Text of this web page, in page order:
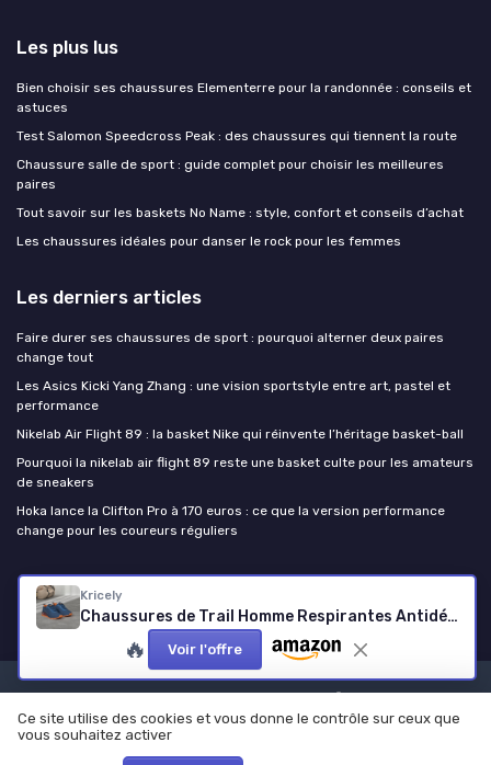
Kricely
Chaussures de Trail Homme Respirantes Antidérapantes Chaussure de Randonnée Trekking Outdoor Fitness Chaussures de Marche 42 EU Bleu 1
🔥 Voir l'offre
Les plus lus
Bien choisir ses chaussures Elementerre pour la randonnée : conseils et
astuces
Test Salomon Speedcross Peak : des chaussures qui tiennent la route
Chaussure salle de sport : guide complet pour choisir les meilleures
paires
Tout savoir sur les baskets No Name : style, confort et conseils d’achat
Les chaussures idéales pour danser le rock pour les femmes
Les derniers articles
Faire durer ses chaussures de sport : pourquoi alterner deux paires
change tout
Les Asics Kicki Yang Zhang : une vision sportstyle entre art, pastel et
performance
Nikelab Air Flight 89 : la basket Nike qui réinvente l’héritage basket-ball
Pourquoi la nikelab air flight 89 reste une basket culte pour les amateurs
de sneakers
Hoka lance la Clifton Pro à 170 euros : ce que la version performance
change pour les coureurs réguliers
Chaussure de sport
Mentions légales
Politique de confidentialité
© Chaussure de sport 2026
Ce site utilise des cookies et vous donne le contrôle sur ceux que
vous souhaitez activer